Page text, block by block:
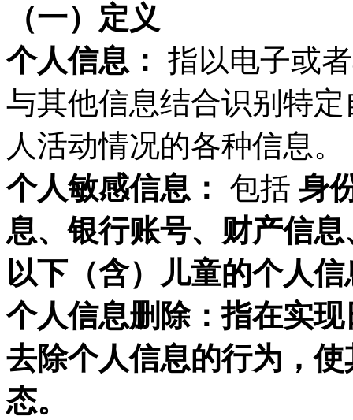
（一） 定义
个人信息： 指以电子或
与其他信息结合识别特
人活动情况的各种信息。
个人敏感信息： 包括 身
息、银行账号、财产信
以下（含）儿童的个人信
个人信息删除：指在实
去除个人信息的行为，
态。